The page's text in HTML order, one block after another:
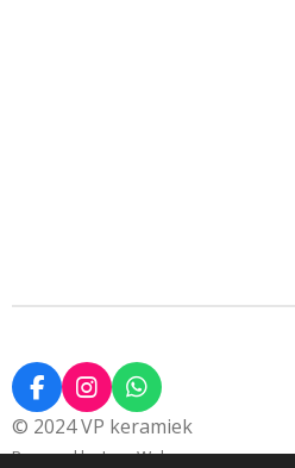
F
a
c
I
n
s
W
h
a
© 2024 VP keramiek
Powered byJouwWeb